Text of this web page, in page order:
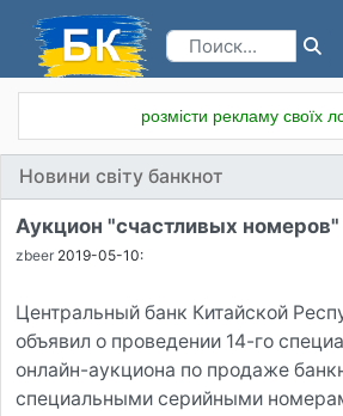
розмісти рекламу своїх
Новини світу банкнот
Аукцион "счастливых номеров"
zbeer 2019-05-10:
Центральный банк Китайской
объявил о проведении 14-го
онлайн-аукциона по продаже
специальными серийными